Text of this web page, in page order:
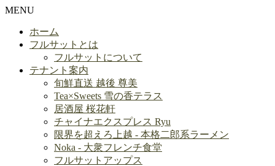
MENU
ホーム
フルサットとは
フルサットについて
テナント案内
旬鮮直送 越後 尊美
Tea×Sweets 雪の香テラス
居酒屋 桜花軒
チャイナエクスプレス Ryu
限界を超えろ上越 - 本格二郎系ラーメン
Noka - 大衆フレンチ食堂
フルサットアップス